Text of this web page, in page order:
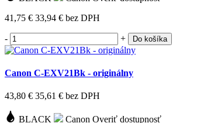
41,75 € 33,94 € bez DPH
- + Do košíka
Canon C-EXV21Bk - originálny
43,80 € 35,61 € bez DPH
BLACK Canon Overiť dostupnosť